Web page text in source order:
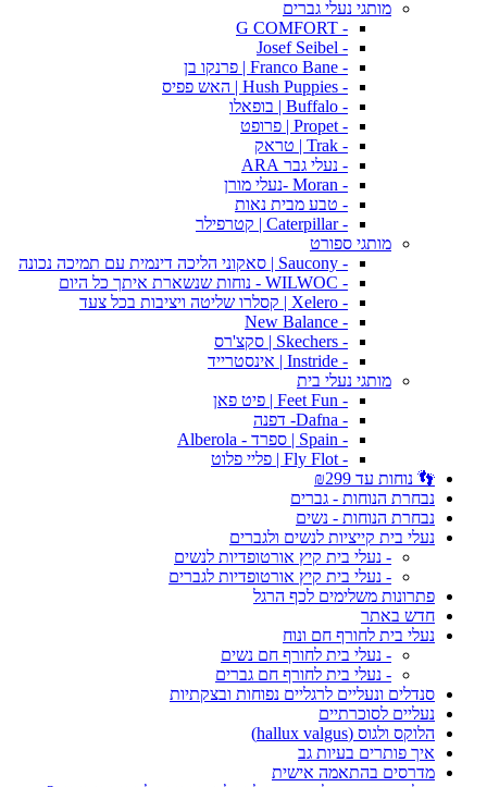
מותגי נעלי גברים
- G COMFORT
- Josef Seibel
- Franco Bane | פרנקו בן
- Hush Puppies | האש פפיס
- Buffalo | בופאלו
- Propet | פרופט
- Trak | טראק
- נעלי גבר ARA
- Moran -נעלי מורן
- טבע מבית נאות
- Caterpillar | קטרפילר
מותגי ספורט
- Saucony | סאקוני הליכה דינמית עם תמיכה נכונה
- WILWOC - נוחות שנשארת איתך כל היום
- Xelero | קסלרו שליטה ויציבות בכל צעד
- New Balance
- Skechers | סקצ'רס
- Instride | אינסטרייד
מותגי נעלי בית
- Feet Fun | פיט פאן
- Dafna- דפנה
- Spain | ספרד - Alberola
- Fly Flot | פליי פלוט
👣 נוחות עד ₪299
נבחרת הנוחות - גברים
נבחרת הנוחות - נשים
נעלי בית קייציות לנשים ולגברים
- נעלי בית קיץ אורטופדיות לנשים
- נעלי בית קיץ אורטופדיות לגברים
פתרונות משלימים לכף הרגל
חדש באתר
נעלי בית לחורף חם ונוח
- נעלי בית לחורף חם נשים
- נעלי בית לחורף חם גברים
סנדלים ונעליים לרגליים נפוחות ובצקתיות
נעליים לסוכרתיים
הלוקס ולגוס (hallux valgus)
איך פותרים בעיות גב
מדרסים בהתאמה אישית